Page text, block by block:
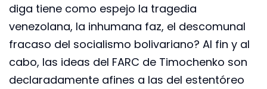
diga tiene como espejo la tragedia
venezolana, la inhumana faz, el descomunal
fracaso del socialismo bolivariano? Al fin y al
cabo, las ideas del FARC de Timochenko son
declaradamente afines a las del estentóreo